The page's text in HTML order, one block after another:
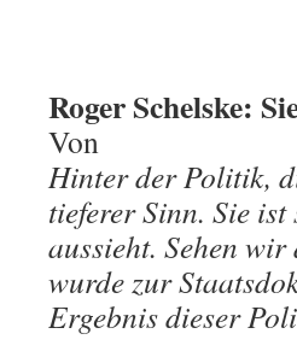
Roger Schelske:
Von
Hinter der Politik,
tieferer Sinn. Sie
aussieht. Sehen
wurde zur
Ergebnis dieser